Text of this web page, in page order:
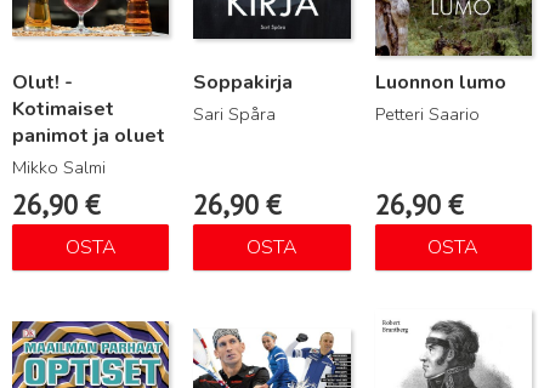
Olut! -
Kotimaiset
panimot ja oluet
Mikko Salmi
26,90 €
OSTA
Soppakirja
Sari Spåra
26,90€
OSTA
Luonnon lumo
Petteri Saario
26,90 €
OSTA
Lue lisää Lue lisää